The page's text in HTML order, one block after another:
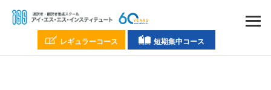
レギュラーコース 短期集中コース